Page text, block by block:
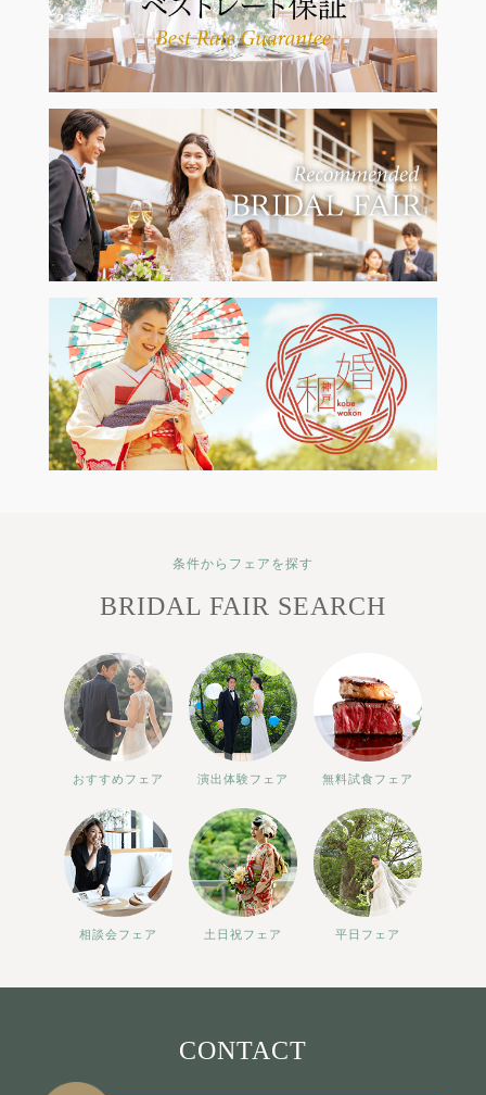
条件からフェアを探す
BRIDAL FAIR SEARCH
おすすめフェア 演出体験フェア 無料試食フェア
相談会フェア 土日祝フェア 平日フェア
CONTACT